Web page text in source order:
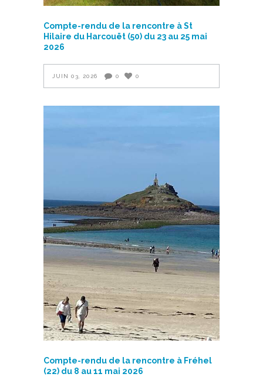
Compte-rendu de la rencontre à St
Hilaire du Harcouët (50) du 23 au 25 mai
2026
JUIN 03, 2026 0 0
Compte-rendu de la rencontre à Fréhel
(22) du 8 au 11 mai 2026